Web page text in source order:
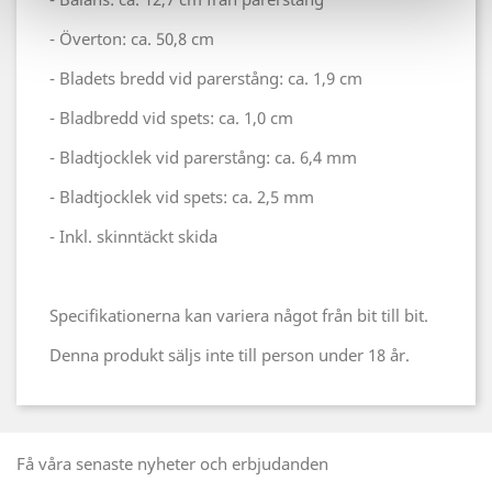
- Överton: ca. 50,8 cm
- Bladets bredd vid parerstång: ca. 1,9 cm
- Bladbredd vid spets: ca. 1,0 cm
- Bladtjocklek vid parerstång: ca. 6,4 mm
- Bladtjocklek vid spets: ca. 2,5 mm
- Inkl. skinntäckt skida
Specifikationerna kan variera något från bit till bit.
Denna produkt säljs inte till person under 18 år.
Få våra senaste nyheter och erbjudanden